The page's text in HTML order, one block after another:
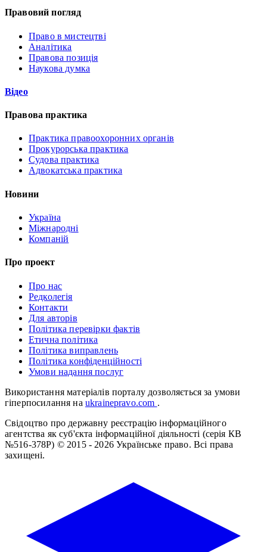
Правовий погляд
Право в мистецтві
Аналітика
Правова позиція
Наукова думка
Відео
Правова практика
Практика правоохоронних органів
Прокурорська практика
Судова практика
Адвокатська практика
Новини
Україна
Міжнародні
Компаній
Про проект
Про нас
Редколегія
Контакти
Для авторів
Політика перевірки фактів
Етична політика
Політика виправлень
Політика конфіденційності
Умови надання послуг
Використання матеріалів порталу дозволяється за умови
гіперпосилання на ukrainepravo.com .
Свідоцтво про державну реєстрацію інформаційного
агентства як суб'єкта інформаційної діяльності (серія КВ
№516-378Р) © 2015 - 2026 Українське право. Всі права
захищені.